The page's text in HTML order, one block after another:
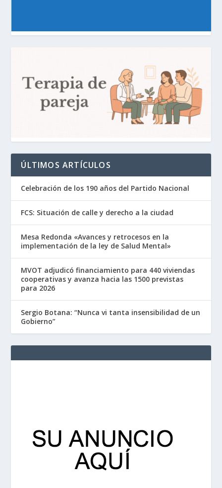
ÚLTIMOS ARTÍCULOS
Celebración de los 190 años del Partido Nacional
FCS: Situación de calle y derecho a la ciudad
Mesa Redonda «Avances y retrocesos en la
implementación de la ley de Salud Mental»
MVOT adjudicó financiamiento para 440 viviendas
cooperativas y avanza hacia las 1500 previstas
para 2026
Sergio Botana: “Nunca vi tanta insensibilidad de un
Gobierno”